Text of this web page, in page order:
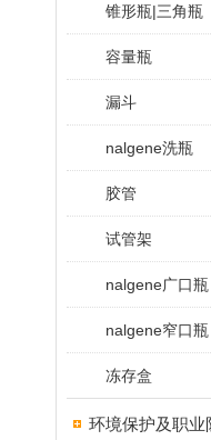
锥形瓶|三角瓶
容量瓶
漏斗
nalgene洗瓶
胶管
试管架
nalgene广口瓶
nalgene窄口瓶
冻存盒
环境保护及职业